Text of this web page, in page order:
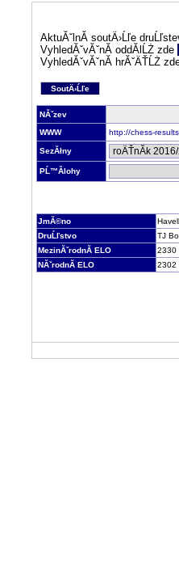
AktuĂˇlnĂ­ soutÄ›Ĺľe
VyhledĂˇvĂˇnĂ­ oddĂ­lĹŻ zde
VyhledĂˇvĂˇnĂ­ hrĂˇÄŤĹŻ
SoutÄ›Ĺľe
NĂˇzev
WWW http://chess-
SezĂłny
PĹ™Ă­lohy
JmĂ©no
DruĹľstvo
TJ
MezinĂˇrodnĂ­ ELO
2330
NĂˇrodnĂ­ ELO
2302